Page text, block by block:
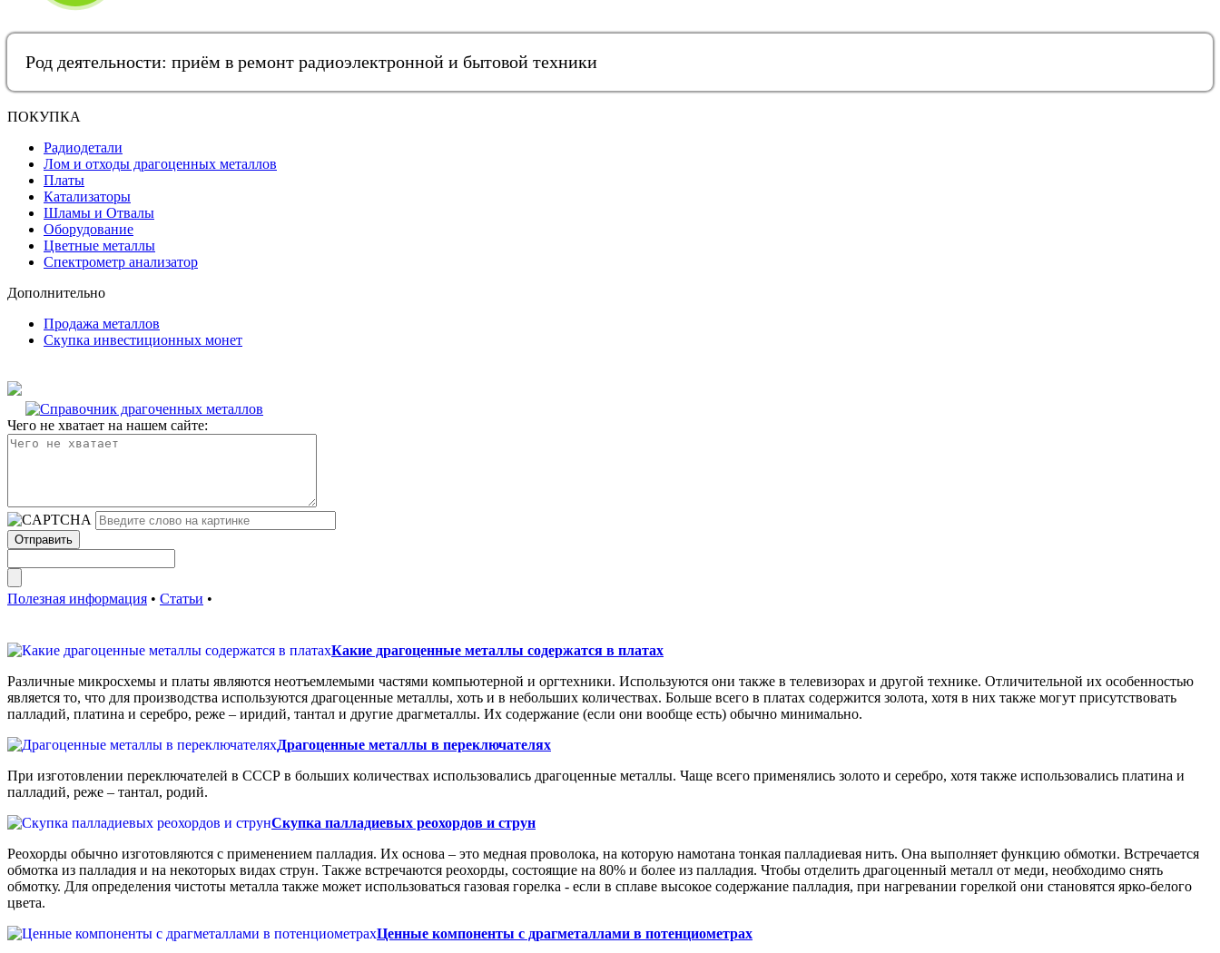
Род деятельности: приём в ремонт радиоэлектронной и бытовой техники
ПОКУПКА
Радиодетали
Лом и отходы драгоценных металлов
Платы
Катализаторы
Шламы и Отвалы
Оборудование
Цветные металлы
Спектрометр анализатор
Дополнительно
Продажа металлов
Скупка инвестиционных монет
Чего не хватает на нашем сайте:
Полезная информация • Статьи •
Какие драгоценные металлы содержатся в платах
Различные микросхемы и платы являются неотъемлемыми частями компьютерной и оргтехники. Используются они также в телевизорах и другой технике. Отличительной их особенностью
является то, что для производства используются драгоценные металлы, хоть и в небольших количествах. Больше всего в платах содержится золота, хотя в них также могут присутствовать
палладий, платина и серебро, реже – иридий, тантал и другие драгметаллы. Их содержание (если они вообще есть) обычно минимально.
Драгоценные металлы в переключателях
При изготовлении переключателей в СССР в больших количествах использовались драгоценные металлы. Чаще всего применялись золото и серебро, хотя также использовались платина и
палладий, реже – тантал, родий.
Скупка палладиевых реохордов и струн
Реохорды обычно изготовляются с применением палладия. Их основа – это медная проволока, на которую намотана тонкая палладиевая нить. Она выполняет функцию обмотки. Встречается
обмотка из палладия и на некоторых видах струн. Также встречаются реохорды, состоящие на 80% и более из палладия. Чтобы отделить драгоценный металл от меди, необходимо снять
обмотку. Для определения чистоты металла также может использоваться газовая горелка - если в сплаве высокое содержание палладия, при нагревании горелкой они становятся ярко-белого
цвета.
Ценные компоненты с драгметаллами в потенциометрах